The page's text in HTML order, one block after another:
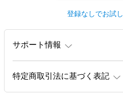
登録なしでお試
サポート情報
特定商取引法に基づく表記